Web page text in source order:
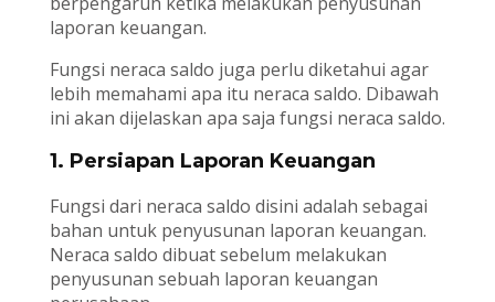
laporan keuangan.
Fungsi neraca saldo juga perlu diketahui agar
lebih memahami apa itu neraca saldo. Dibawah
ini akan dijelaskan apa saja fungsi neraca saldo.
1. Persiapan Laporan Keuangan
Fungsi dari neraca saldo disini adalah sebagai
bahan untuk penyusunan laporan keuangan.
Neraca saldo dibuat sebelum melakukan
penyusunan sebuah laporan keuangan